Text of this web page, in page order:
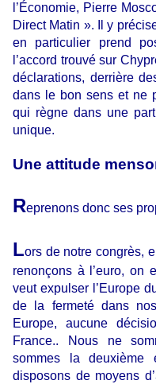
l’Économie, Pierre
Direct Matin ». Il y
en particulier prend
l’accord trouvé sur
déclarations, derrière
dans le bon sens et ne
qui règne dans une
unique.
Une attitude
Reprenons donc ses
Lors de notre congrès,
renonçons à l’euro, on
veut expulser l’Europe
de la fermeté dans
Europe, aucune
France.. Nous ne
sommes la deuxième
disposons de moyens